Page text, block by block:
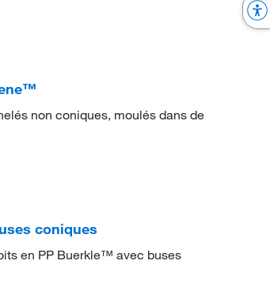
non coniques, moulés dans de
coniques
en PP Buerkle™ avec buses